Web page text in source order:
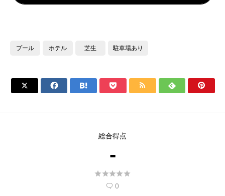
プール ホテル 芝生 駐車場あり
      
総合得点
-

 0